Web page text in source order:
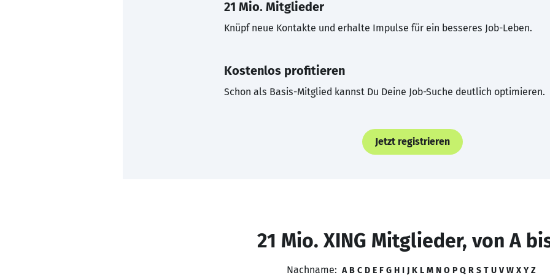
21 Mio. Mitglieder
Knüpf neue Kontakte und erhalte Impulse für ein besseres Job-Leben.
Kostenlos profitieren
Schon als Basis-Mitglied kannst Du Deine Job-Suche deutlich optimieren.
Jetzt registrieren
21 Mio. XING Mitglieder, von A
Nachname: A B C D E F G H I J K L M N O P Q R S T U V W X Y Z